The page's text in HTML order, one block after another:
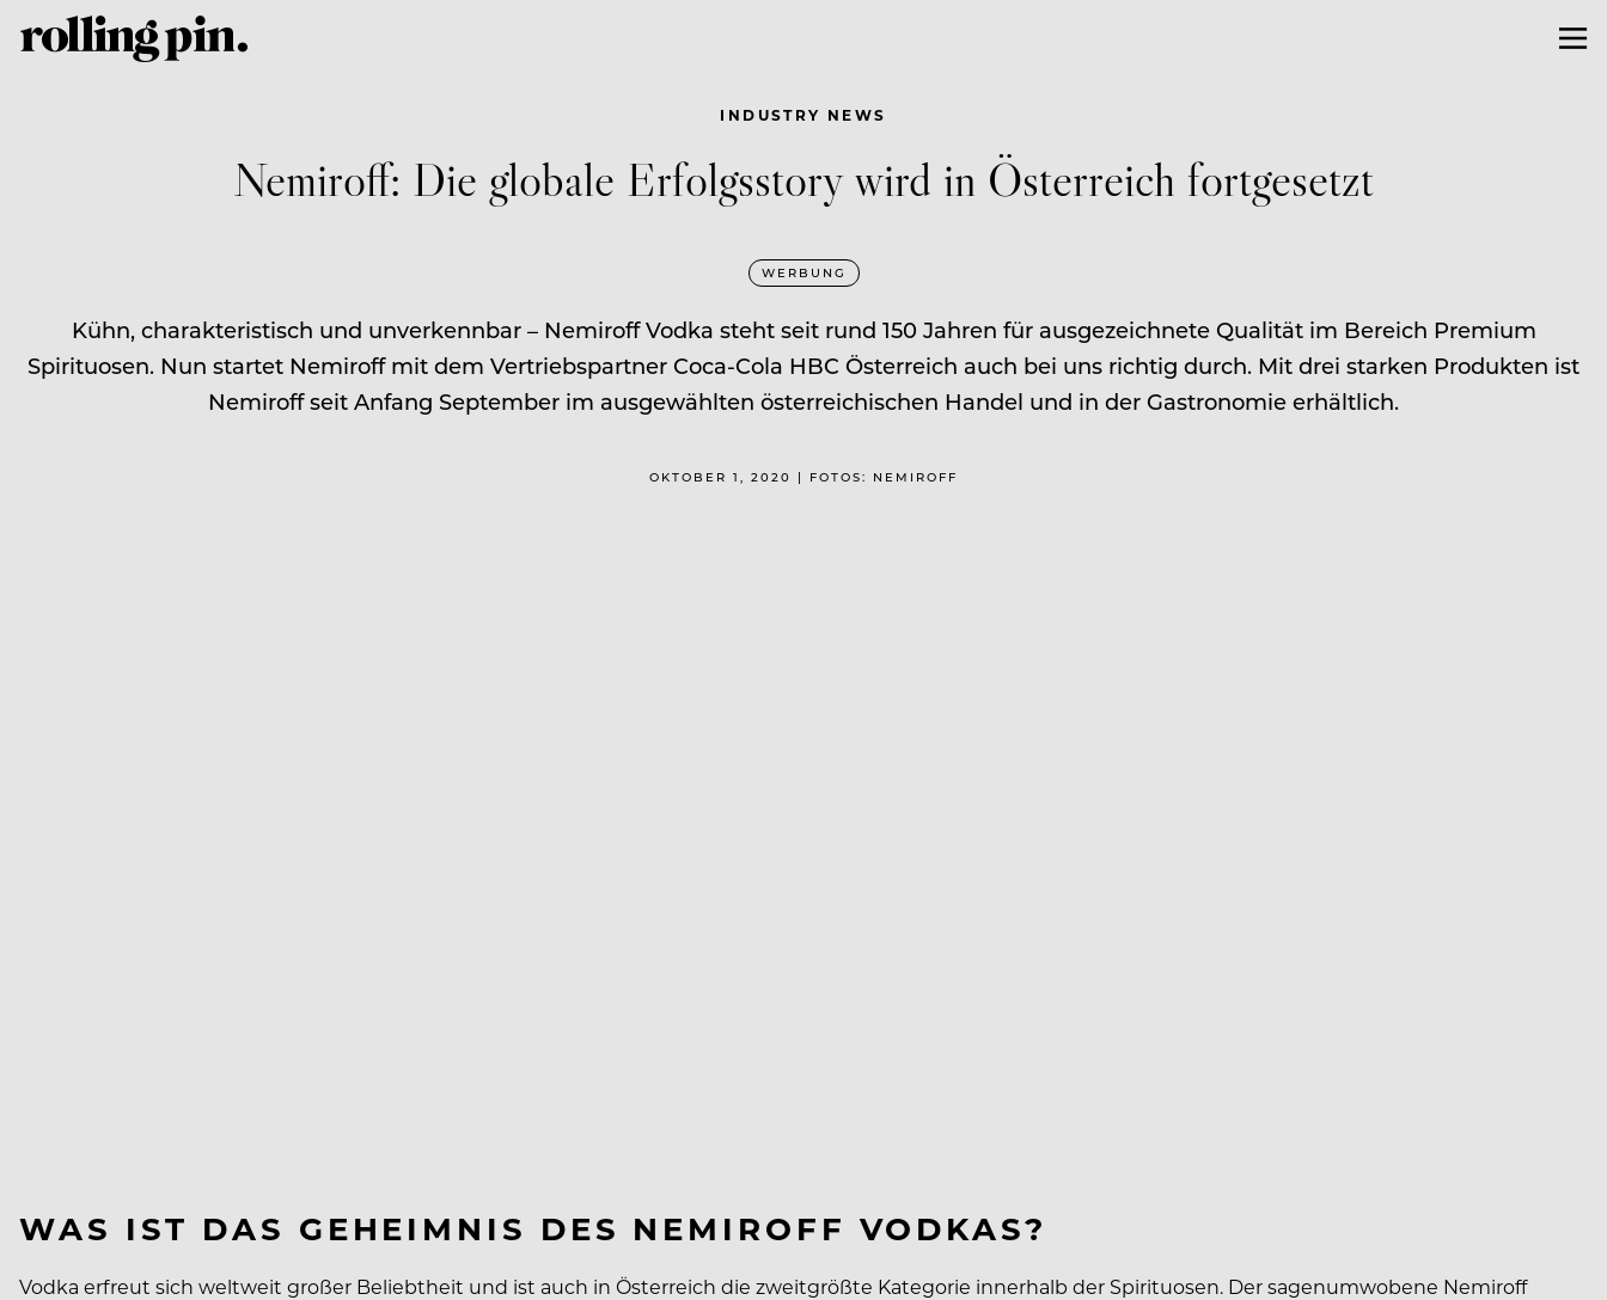
INDUSTRY NEWS
Nemiroff: Die globale Erfolgsstory wird in Österreich fortgesetzt
WERBUNG
Kühn, charakteristisch und unverkennbar – Nemiroff Vodka steht seit rund 150 Jahren für ausgezeichnete Qualität im Bereich Premium
Spirituosen. Nun startet Nemiroff mit dem Vertriebspartner Coca-Cola HBC Österreich auch bei uns richtig durch. Mit drei starken Produkten ist
Nemiroff seit Anfang September im ausgewählten österreichischen Handel und in der Gastronomie erhältlich.
OKTOBER 1, 2020 | FOTOS: NEMIROFF
WAS IST DAS GEHEIMNIS DES NEMIROFF VODKAS?
Vodka erfreut sich weltweit großer Beliebtheit und ist auch in Österreich die zweitgrößte Kategorie innerhalb der Spirituosen. Der sagenumwobene Nemiroff